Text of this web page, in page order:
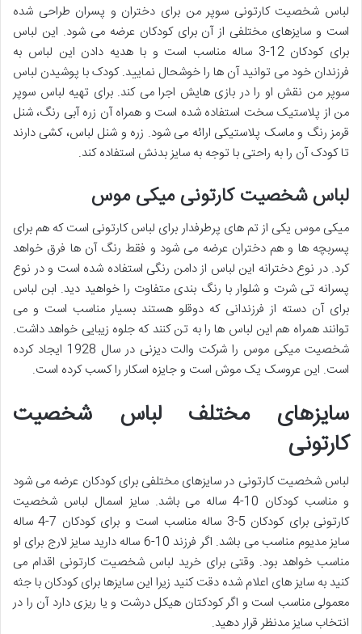
لباس شخصیت کارتونی سوپر من برای دختران و پسران طراحی شده
است و سایزهای مختلفی از آن برای کودکان عرضه می شود. این لباس
برای کودکان 12-3 ساله مناسب است و با هدیه دادن این لباس به
فرزندان خود می توانید آن ها را خوشحال نمایید. کودک با پوشیدن لباس
سوپر من نقش او را در بازی هایش اجرا می کند. برای تهیه لباس سوپر
من از پلاستیک سخت استفاده شده است و همراه آن زره آبی رنگ، شنل
قرمز رنگ و ماسک پلاستیکی ارائه می شود. زره و شنل لباس، کشی دارند
تا کودک آن را به راحتی با توجه به سایز بدنش استفاده کند.
لباس شخصیت کارتونی میکی موس
میکی موس یکی از تم های پرطرفدار برای لباس کارتونی است که هم برای
پسربچه ها و هم دختران عرضه می شود و فقط رنگ آن ها فرق خواهد
کرد. در نوع دخترانه این لباس از دامن رنگی استفاده شده است و در نوع
پسرانه تی شرت و شلوار با رنگ بندی متفاوت را خواهید دید. ابن لباس
برای آن دسته از فرزندانی که دوقلو هستند بسیار مناسب است و می
توانند همراه هم این لباس ها را به تن کنند که جلوه زیبایی خواهد داشت.
شخصیت میکی موس را شرکت والت دیزنی در سال 1928 ایجاد کرده
است. این عروسک یک موش است و جایزه اسکار را کسب کرده است.
سایزهای مختلف لباس شخصیت
کارتونی
لباس شخصیت کارتونی در سایزهای مختلفی برای کودکان عرضه می شود
و مناسب کودکان 10-4 ساله می باشد. سایز اسمال لباس شخصیت
کارتونی برای کودکان 5-3 ساله مناسب است و برای کودکان 7-4 ساله
سایز مدیوم مناسب می باشد. اگر فرزند 10-6 ساله دارید سایز لارج برای او
مناسب خواهد بود. وقتی برای خرید لباس شخصیت کارتونی اقدام می
کنید به سایز های اعلام شده دقت کنید زیرا این سایزها برای کودکان با جثه
معمولی مناسب است و اگر کودکتان هیکل درشت و یا ریزی دارد آن را در
انتخاب سایز مدنظر قرار دهید.